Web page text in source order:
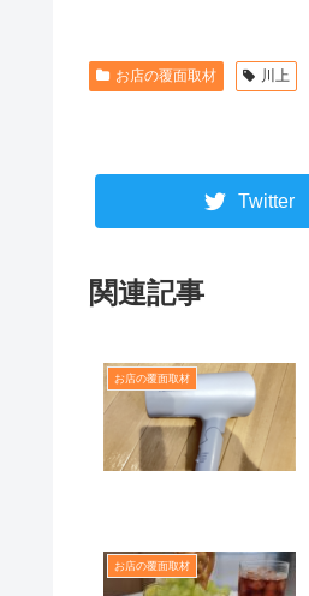
お店の覆面取材 川上
Twitter
関連記事
お店の覆面取材
お店の覆面取材